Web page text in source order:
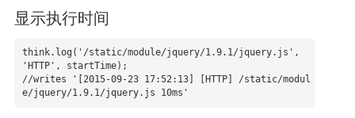
显示执行时间
think.log('/static/module/jquery/1.9.1/jquery.js',
'HTTP', startTime);
//writes '[2015-09-23 17:52:13] [HTTP] /static/modul
e/jquery/1.9.1/jquery.js 10ms'